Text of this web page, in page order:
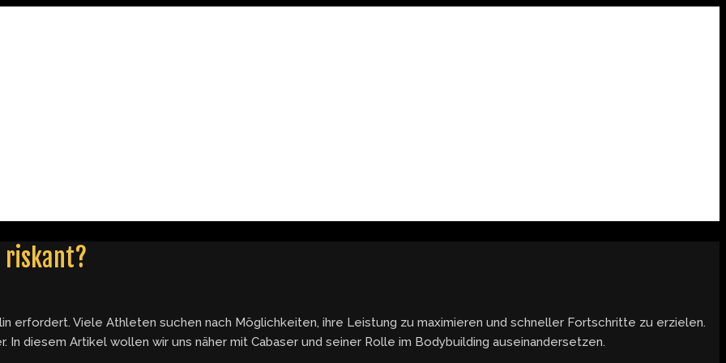
riskant?
erfordert. Viele Athleten suchen nach Möglichkeiten, ihre Leistung zu maximieren und schneller Fortschritte zu erzielen.
In diesem Artikel wollen wir uns näher mit Cabaser und seiner Rolle im Bodybuilding auseinandersetzen.